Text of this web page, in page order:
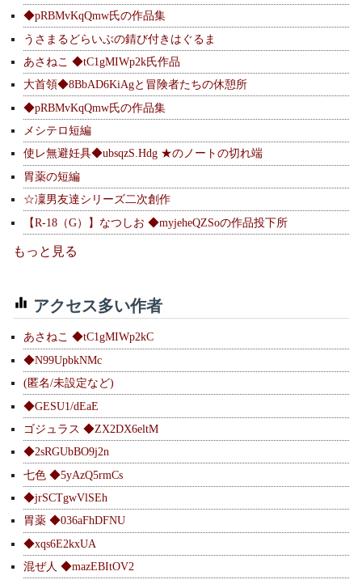
◆pRBMvKqQmw氏の作品集
うさまるどらいぶの錆び付きはぐるま
あさねこ ◆tC1gMIWp2k氏作品
大首領◆8BbAD6KiAgと冒険者たちの休憩所
◆pRBMvKqQmw氏の作品集
メシテロ短編
使レ無避妊具◆ubsqzS.Hdg ★のノートの切れ端
胃薬の短編
☆凜男友達シリーズ二次創作
【R-18（G）】なつしお ◆myjeheQZSoの作品投下所
もっと見る
アクセス多い作者
あさねこ ◆tC1gMIWp2kC
◆N99UpbkNMc
(匿名/未設定など)
◆GESU1/dEaE
ゴジュラス ◆ZX2DX6eltM
◆2sRGUbBO9j2n
七色 ◆5yAzQ5rmCs
◆jrSCTgwVlSEh
胃薬 ◆036aFhDFNU
◆xqs6E2kxUA
混ぜ人 ◆mazEBItOV2